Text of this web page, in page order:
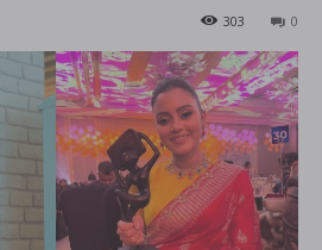
0
303